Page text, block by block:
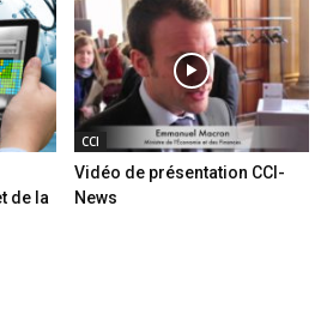
de la
CCI
Vidéo de présentation CCI-
News